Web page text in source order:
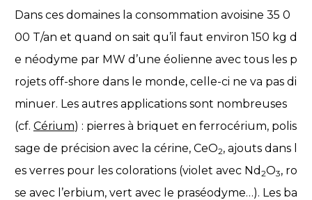
Dans ces domaines la consommation avoisine 35 0
00 T/an et quand on sait qu’il faut environ 150 kg d
e néodyme par MW d’une éolienne avec tous les p
rojets off-shore dans le monde, celle-ci ne va pas di
minuer. Les autres applications sont nombreuses
(cf. Cérium) : pierres à briquet en ferrocérium, polis
sage de précision avec la cérine, CeO2, ajouts dans l
es verres pour les colorations (violet avec Nd 2O3, ro
se avec l’erbium, vert avec le praséodyme…). Les ba